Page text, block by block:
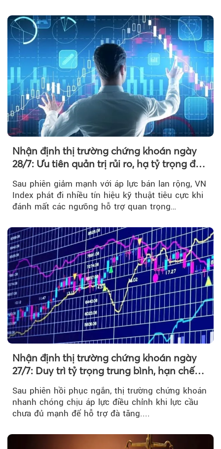
Nhận định thị trường chứng khoán ngày
28/7: Ưu tiên quản trị rủi ro, hạ tỷ trọng đòn
Sau phiên giảm mạnh với áp lực bán lan rộng, VN
Index phát đi nhiều tín hiệu kỹ thuật tiêu cực khi
đánh mất các ngưỡng hỗ trợ quan trọng…
Nhận định thị trường chứng khoán ngày
27/7: Duy trì tỷ trọng trung bình, hạn chế
Sau phiên hồi phục ngắn, thị trường chứng khoán
nhanh chóng chịu áp lực điều chỉnh khi lực cầu
chưa đủ mạnh để hỗ trợ đà tăng....